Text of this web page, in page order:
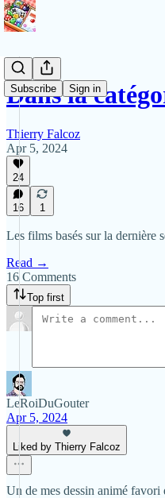
Subscribe Sign in
Dans la
Thierry Falcoz
Apr 5, 2024
24
16 1
Les films basés sur la dernière
Read →
16 Comments
Top first
LeRoiDuGouter
Apr 5, 2024
Liked by Thierry Falcoz
Un de mes dessin animé favori